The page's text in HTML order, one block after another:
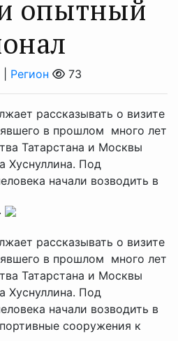
опытный
Регион 73
рассказывать о визите
в прошлом много лет
Татарстана и Москвы
Хуснуллина. Под
начали возводить в
рассказывать о визите
в прошлом много лет
Татарстана и Москвы
Хуснуллина. Под
начали возводить в
сооружения к